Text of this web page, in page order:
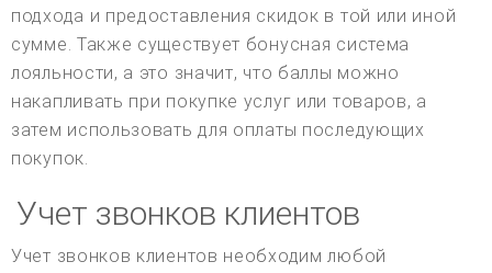
подхода и предоставления скидок в той или иной
сумме. Также существует бонусная система
лояльности, а это значит, что баллы можно
накапливать при покупке услуг или товаров, а
затем использовать для оплаты последующих
покупок.
Учет звонков клиентов
Учет звонков клиентов необходим любой